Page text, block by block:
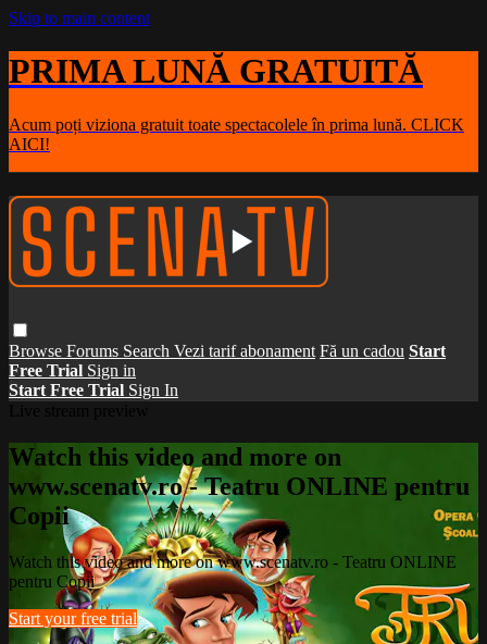
Skip to main content
PRIMA LUNĂ GRATUITĂ
Acum poți viziona gratuit toate spectacolele în prima lună. CLICK
AICI!
Browse Forums Search Vezi tarif abonament Fă un cadou Start
Free Trial Sign in
Start Free Trial Sign In
Watch this video and more on
www.scenatv.ro - Teatru ONLINE pentru
Copii
Watch this video and more on www.scenatv.ro - Teatru ONLINE
pentru Copii
Start your free trial